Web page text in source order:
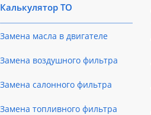
Калькулятор ТО
Замена масла в двигателе
Замена воздушного фильтра
Замена салонного фильтра
Замена топливного фильтра